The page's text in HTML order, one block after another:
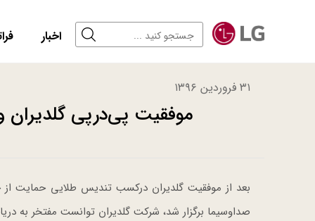
اخبار
۳۱ فروردین ۱۳۹۶
موفقیت پی‌درپی‌
بعد از موفقیت گلدیران درکسب تندیس طلایی حمایت
صداوسیما برگزار شد، شرکت گلدیران توانست مفتخر به